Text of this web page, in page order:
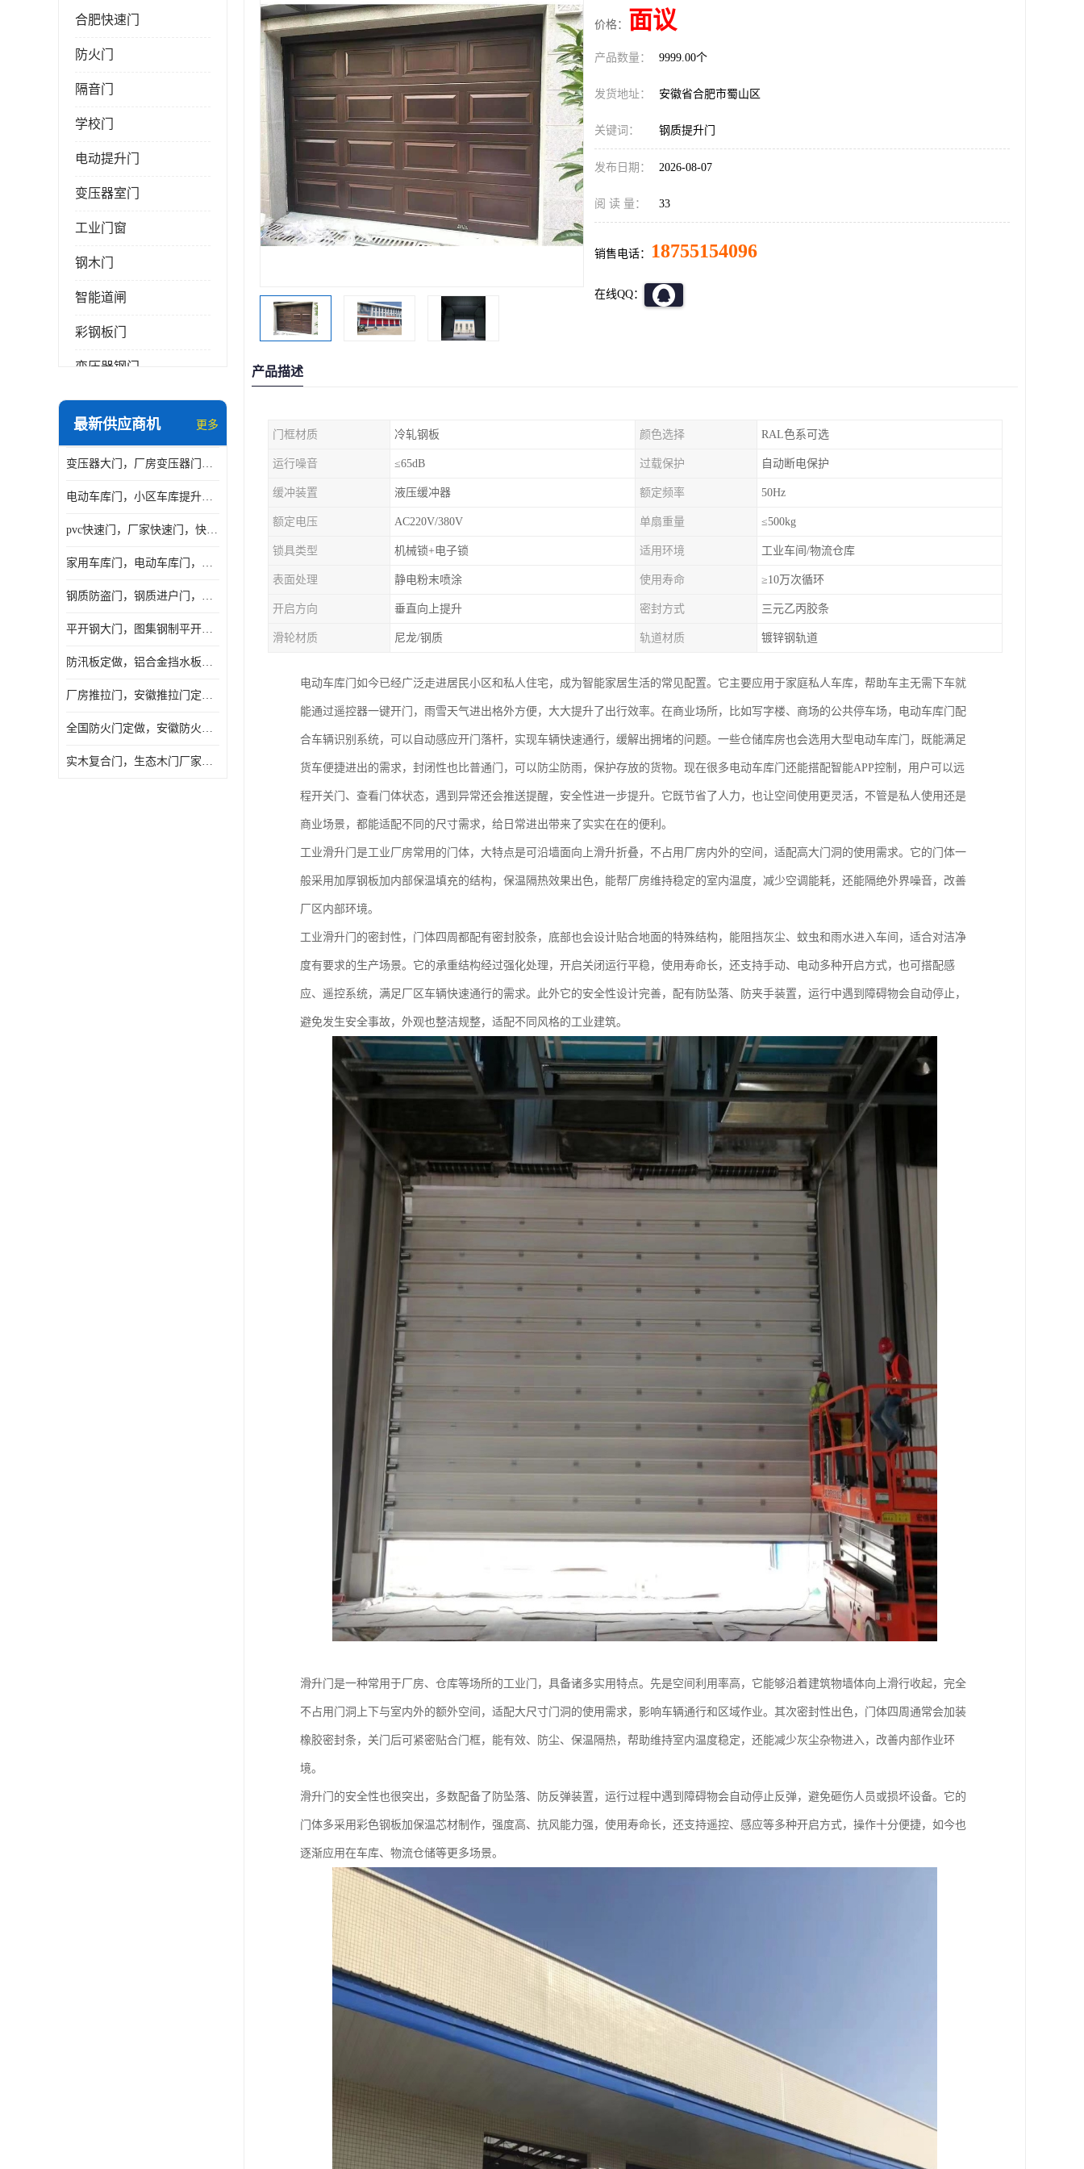
合肥快速门
防火门
隔音门
学校门
电动提升门
变压器室门
工业门窗
钢木门
智能道闸
彩钢板门
变压器钢门
非标门
抗爆门
快速门
最新供应商机 更多
变压器大门，厂房变压器门，配电所钢大门，变压器室钢大门
电动车库门，小区车库提升门，安徽提升门厂家，工业滑升门
pvc快速门，厂家快速门，快速卷帘门，感应快速门
家用车库门，电动车库门，车库滑升门，车库门安装
钢质防盗门，钢质进户门，钢质非标门厂家
平开钢大门，图集钢制平开门，厂房平开大门
防汛板定做，铝合金挡水板门，地库挡水板
厂房推拉门，安徽推拉门定做，夹芯板平移大门
全国防火门定做，安徽防火门批发，防火门价格
实木复合门，生态木门厂家，免漆门定做，安徽木门厂家直销
价格： 面议
产品数量： 9999.00个
发货地址： 安徽省合肥市蜀山区
关键词： 钢质提升门
发布日期： 2026-08-07
阅 读 量： 33
销售电话： 18755154096
在线QQ：
产品描述
门框材质 冷轧钢板 颜色选择 RAL色系可选
运行噪音 ≤65dB 过载保护 自动断电保护
缓冲装置 液压缓冲器 额定频率 50Hz
额定电压 AC220V/380V 单扇重量 ≤500kg
锁具类型 机械锁+电子锁 适用环境 工业车间/物流仓库
表面处理 静电粉末喷涂 使用寿命 ≥10万次循环
开启方向 垂直向上提升 密封方式 三元乙丙胶条
滑轮材质 尼龙/钢质 轨道材质 镀锌钢轨道
电动车库门如今已经广泛走进居民小区和私人住宅，成为智能家居生活的常见配置。它主要应用于家庭私人车库，帮助车主无需下车就
能通过遥控器一键开门，雨雪天气进出格外方便，大大提升了出行效率。在商业场所，比如写字楼、商场的公共停车场，电动车库门配
合车辆识别系统，可以自动感应开门落杆，实现车辆快速通行，缓解出拥堵的问题。一些仓储库房也会选用大型电动车库门，既能满足
货车便捷进出的需求，封闭性也比普通门，可以防尘防雨，保护存放的货物。现在很多电动车库门还能搭配智能APP控制，用户可以远
程开关门、查看门体状态，遇到异常还会推送提醒，安全性进一步提升。它既节省了人力，也让空间使用更灵活，不管是私人使用还是
商业场景，都能适配不同的尺寸需求，给日常进出带来了实实在在的便利。
工业滑升门是工业厂房常用的门体，大特点是可沿墙面向上滑升折叠，不占用厂房内外的空间，适配高大门洞的使用需求。它的门体一
般采用加厚钢板加内部保温填充的结构，保温隔热效果出色，能帮厂房维持稳定的室内温度，减少空调能耗，还能隔绝外界噪音，改善
厂区内部环境。
工业滑升门的密封性，门体四周都配有密封胶条，底部也会设计贴合地面的特殊结构，能阻挡灰尘、蚊虫和雨水进入车间，适合对洁净
度有要求的生产场景。它的承重结构经过强化处理，开启关闭运行平稳，使用寿命长，还支持手动、电动多种开启方式，也可搭配感
应、遥控系统，满足厂区车辆快速通行的需求。此外它的安全性设计完善，配有防坠落、防夹手装置，运行中遇到障碍物会自动停止，
避免发生安全事故，外观也整洁规整，适配不同风格的工业建筑。
滑升门是一种常用于厂房、仓库等场所的工业门，具备诸多实用特点。先是空间利用率高，它能够沿着建筑物墙体向上滑行收起，完全
不占用门洞上下与室内外的额外空间，适配大尺寸门洞的使用需求，影响车辆通行和区域作业。其次密封性出色，门体四周通常会加装
橡胶密封条，关门后可紧密贴合门框，能有效、防尘、保温隔热，帮助维持室内温度稳定，还能减少灰尘杂物进入，改善内部作业环
境。
滑升门的安全性也很突出，多数配备了防坠落、防反弹装置，运行过程中遇到障碍物会自动停止反弹，避免砸伤人员或损坏设备。它的
门体多采用彩色钢板加保温芯材制作，强度高、抗风能力强，使用寿命长，还支持遥控、感应等多种开启方式，操作十分便捷，如今也
逐渐应用在车库、物流仓储等更多场景。